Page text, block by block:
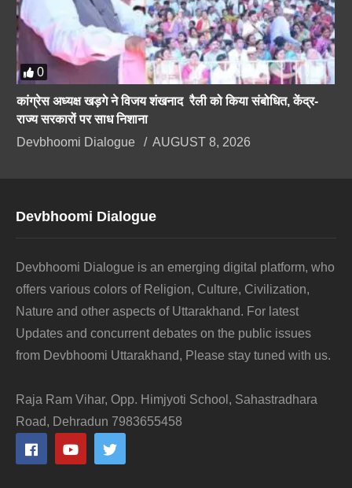
0
कांग्रेस अध्यक्ष खड़गे ने विजय शंखनाद रैली को किया संबोधित, केंद्र-
राज्य सरकारों पर साध निशाना
Devbhoomi Dialogue
AUGUST 8, 2026
Devbhoomi Dialogue
Devbhoomi Dialogue is an emerging digital platform, who
offers various colors of Religion, Culture, Civilization,
Nature and other aspects of Uttarakhand. For latest
Updates and concurrent debates on the public issues
from Devbhoomi Uttarakhand, Please stay tuned with us.
Raja Ram Vihar, Opp. Himjyoti School, Sahastradhara
Road, Dehradun 7983655458